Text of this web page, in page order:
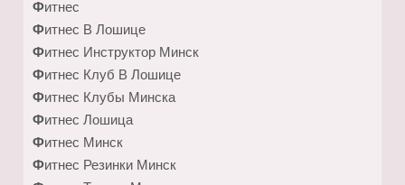
Фитнес
Фитнес В Лошице
Фитнес Инструктор Минск
Фитнес Клуб В Лошице
Фитнес Клубы Минска
Фитнес Лошица
Фитнес Минск
Фитнес Резинки Минск